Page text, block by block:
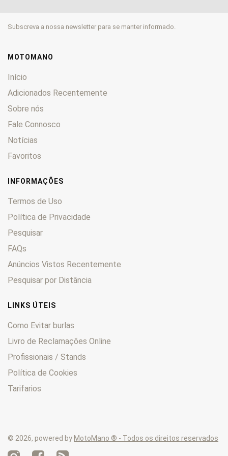
CMX 0
CR 0
CRF
CRM 0
CTX
CX 0
CY
DAX
Derapage
Dominator
Dylan 0
Enduro
F6C 0
FES
FMX 0
Four 0
Fourtrax 0
FT 0
GB 0
Goldwing
Innova 0
Integra 0
Subscreva a nossa newsletter para se manter informado.
MOTOMANO
Início
Adicionados Recentemente
Sobre nós
Fale Connosco
Notícias
Favoritos
INFORMAÇÕES
Termos de Uso
Política de Privacidade
Pesquisar
FAQs
Anúncios Vistos Recentemente
Pesquisar por Distância
LINKS ÚTEIS
Como Evitar burlas
Livro de Reclamações Online
Profissionais / Stands
Política de Cookies
Tarifarios
© 2026, powered by MotoMano ® - Todos os direitos reservados